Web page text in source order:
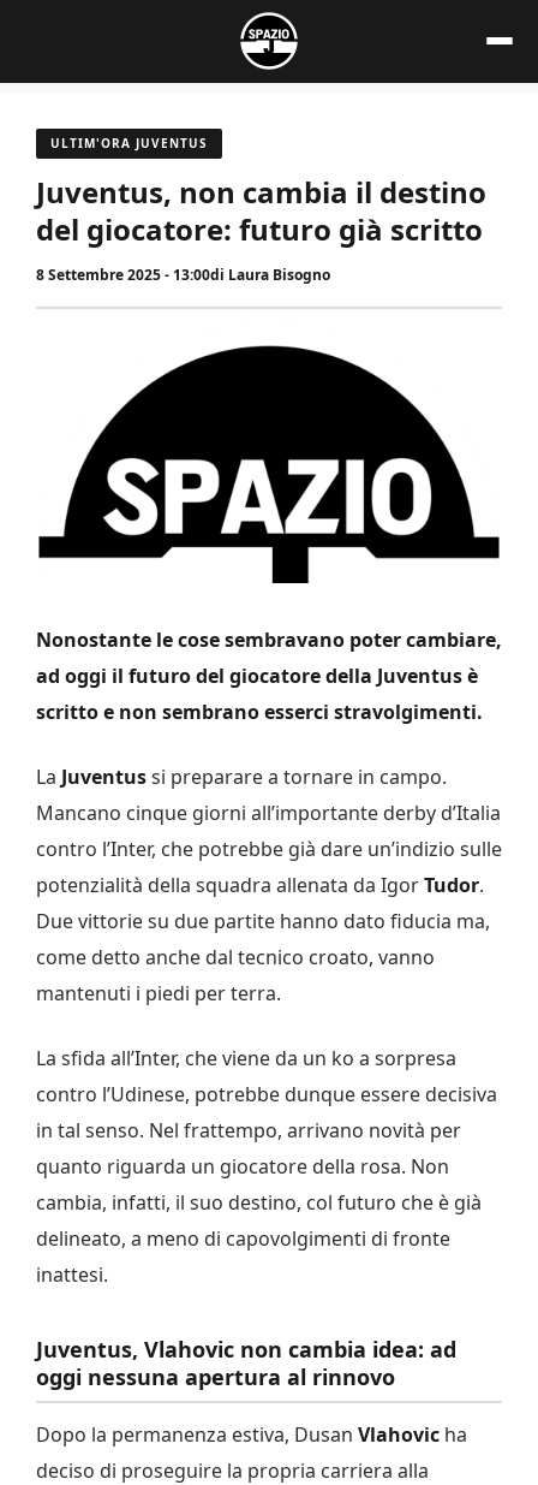
contenuto
ULTIM'ORA JUVENTUS
Juventus, non cambia il destino
del giocatore: futuro già scritto
8 Settembre 2025 - 13:00di Laura Bisogno
Nonostante le cose sembravano poter cambiare,
ad oggi il futuro del giocatore della Juventus è
scritto e non sembrano esserci stravolgimenti.
La Juventussi preparare a tornare in campo.
Mancano cinque giorni all’importante derby d’Italia
contro l’Inter, che potrebbe già dare un’indizio sulle
potenzialità della squadra allenata da IgorTudor.
Due vittorie su due partite hanno dato fiducia ma,
come detto anche dal tecnico croato, vanno
mantenuti i piedi per terra.
La sfida all’Inter, che viene da un ko a sorpresa
contro l’Udinese, potrebbe dunque essere decisiva
in tal senso. Nel frattempo, arrivano novità per
quanto riguarda un giocatore della rosa. Non
cambia, infatti, il suo destino, col futuro che è già
delineato, a meno di capovolgimenti di fronte
inattesi.
Juventus, Vlahovic non cambia idea: ad
oggi nessuna apertura al rinnovo
Dopo la permanenza estiva, Dusan Vlahovic ha
deciso di proseguire la propria carriera alla